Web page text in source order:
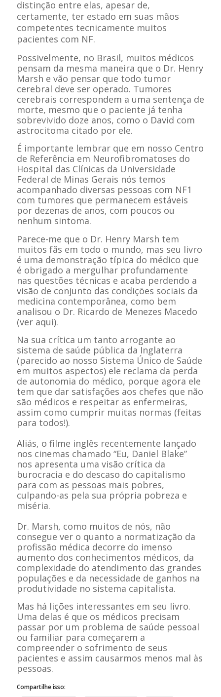
distinção entre elas, apesar de,
certamente, ter estado em suas mãos
competentes tecnicamente muitos
pacientes com NF.
Possivelmente, no Brasil, muitos médicos
pensam da mesma maneira que o Dr. Henry
Marsh e vão pensar que todo tumor
cerebral deve ser operado. Tumores
cerebrais correspondem a uma sentença de
morte, mesmo que o paciente já tenha
sobrevivido doze anos, como o David com
astrocitoma citado por ele.
É importante lembrar que em nosso Centro
de Referência em Neurofibromatoses do
Hospital das Clínicas da Universidade
Federal de Minas Gerais nós temos
acompanhado diversas pessoas com NF1
com tumores que permanecem estáveis
por dezenas de anos, com poucos ou
nenhum sintoma.
Parece-me que o Dr. Henry Marsh tem
muitos fãs em todo o mundo, mas seu livro
é uma demonstração típica do médico que
é obrigado a mergulhar profundamente
nas questões técnicas e acaba perdendo a
visão de conjunto das condições sociais da
medicina contemporânea, como bem
analisou o Dr. Ricardo de Menezes Macedo
(ver aqui).
Na sua crítica um tanto arrogante ao
sistema de saúde pública da Inglaterra
(parecido ao nosso Sistema Único de Saúde
em muitos aspectos) ele reclama da perda
de autonomia do médico, porque agora ele
tem que dar satisfações aos chefes que não
são médicos e respeitar as enfermeiras,
assim como cumprir muitas normas (feitas
para todos!).
Aliás, o filme inglês recentemente lançado
nos cinemas chamado “Eu, Daniel Blake”
nos apresenta uma visão crítica da
burocracia e do descaso do capitalismo
para com as pessoas mais pobres,
culpando-as pela sua própria pobreza e
miséria.
Dr. Marsh, como muitos de nós, não
consegue ver o quanto a normatização da
profissão médica decorre do imenso
aumento dos conhecimentos médicos, da
complexidade do atendimento das grandes
populações e da necessidade de ganhos na
produtividade no sistema capitalista.
Mas há lições interessantes em seu livro.
Uma delas é que os médicos precisam
passar por um problema de saúde pessoal
ou familiar para começarem a
compreender o sofrimento de seus
pacientes e assim causarmos menos mal às
pessoas.
Compartilhe isso: